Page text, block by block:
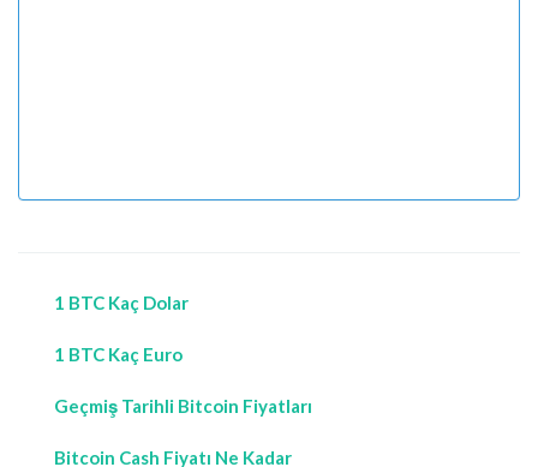
1 BTC Kaç Dolar
1 BTC Kaç Euro
Geçmiş Tarihli Bitcoin Fiyatları
Bitcoin Cash Fiyatı Ne Kadar